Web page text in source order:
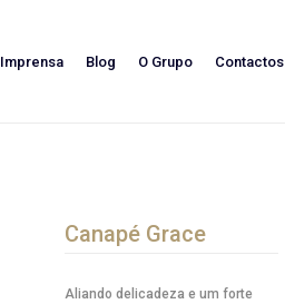
Imprensa Blog O Grupo Contactos
Canapé Grace
Aliando delicadeza e um forte